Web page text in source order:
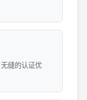
缝的认证优